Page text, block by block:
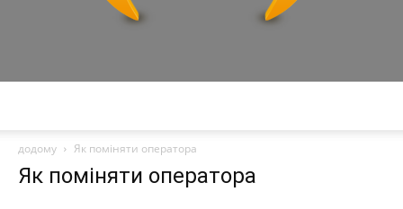
додому
Як поміняти оператора
Як поміняти оператора